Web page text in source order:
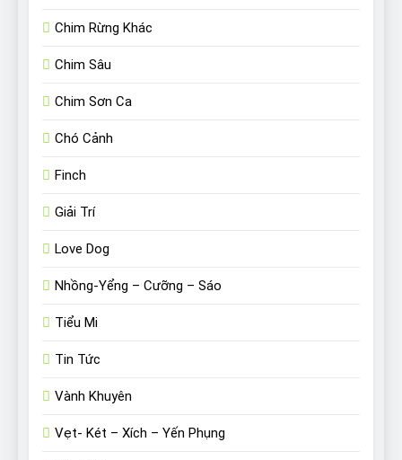
Chim Rừng Khác
Chim Sâu
Chim Sơn Ca
Chó Cảnh
Finch
Giải Trí
Love Dog
Nhồng-Yểng – Cưỡng – Sáo
Tiểu Mi
Tin Tức
Vành Khuyên
Vẹt- Két – Xích – Yến Phụng